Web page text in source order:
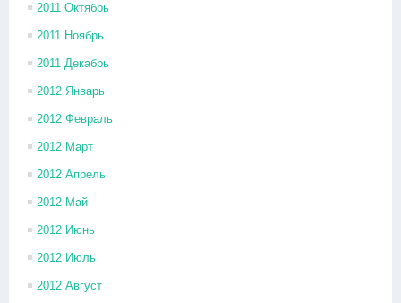
2011 Октябрь
2011 Ноябрь
2011 Декабрь
2012 Январь
2012 Февраль
2012 Март
2012 Апрель
2012 Май
2012 Июнь
2012 Июль
2012 Август